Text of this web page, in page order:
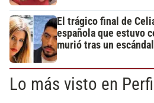
El trágico final de
española que estuvo
murió tras un
Lo más visto en Perfil